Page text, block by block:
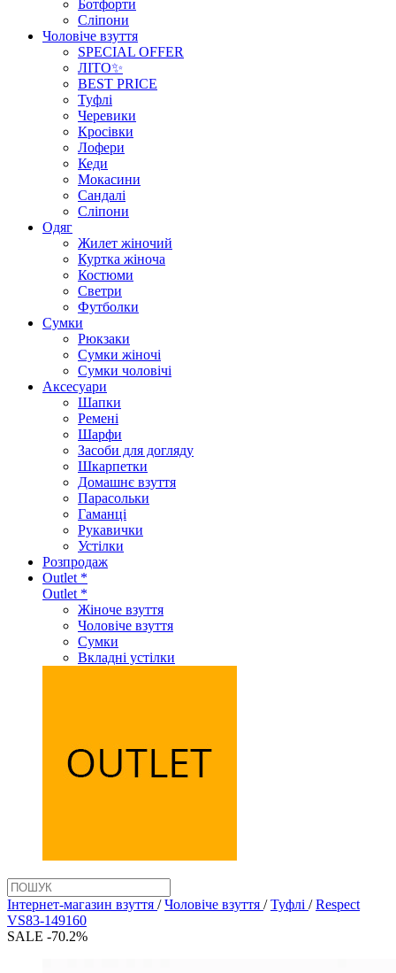
Ботфорти
Сліпони
Чоловіче взуття
SPECIAL OFFER
ЛІТО✨
BEST PRICE
Туфлі
Черевики
Кросівки
Лофери
Кеди
Мокасини
Сандалі
Сліпони
Одяг
Жилет жіночий
Куртка жіноча
Костюми
Светри
Футболки
Сумки
Рюкзаки
Сумки жіночі
Сумки чоловічі
Аксеcуари
Шапки
Ремені
Шарфи
Засоби для догляду
Шкарпетки
Домашнє взуття
Парасольки
Гаманці
Рукавички
Устілки
Розпродаж
Outlet *
Outlet *
Жіноче взуття
Чоловіче взуття
Сумки
Вкладні устілки
Інтернет-магазин взуття / Чоловіче взуття / Туфлі / Respect
VS83-149160
SALE -70.2%